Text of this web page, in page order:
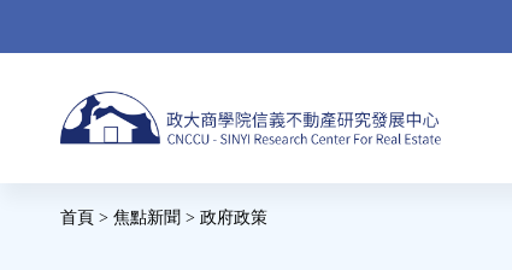
首頁 > 焦點新聞 > 政府政策
to